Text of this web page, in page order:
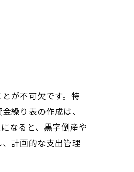
が不可欠です。特
繰り表の作成は、
なると、黒字倒産や
計画的な支出管理